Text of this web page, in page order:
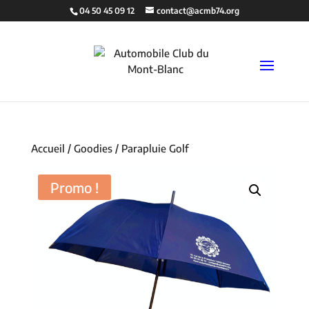
04 50 45 09 12 contact@acmb74.org
Accueil / Goodies/ Parapluie Golf
Promo !